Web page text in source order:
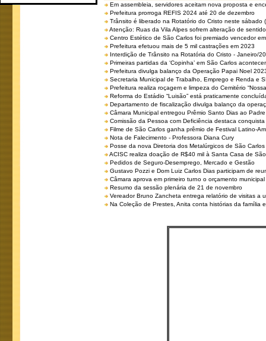
Em assembleia, servidores aceitam nova proposta e
Prefeitura prorroga REFIS 2024 até 20 de dezembro
Trânsito é liberado na Rotatório do Cristo neste sábado
Atenção: Ruas da Vila Alpes sofrem alteração de
Centro Estético de São Carlos foi premiado vencedor
Prefeitura efetuou mais de 5 mil castrações em 2023
Interdição de Trânsito na Rotatória do Cristo - Janeiro/
Primeiras partidas da ‘Copinha’ em São Carlos
Prefeitura divulga balanço da Operação Papai Noel
Secretaria Municipal de Trabalho, Emprego e Renda e
Prefeitura realiza roçagem e limpeza do Cemitério
Reforma do Estádio “Luisão” está praticamente
Departamento de fiscalização divulga balanço da
Câmara Municipal entregou Prêmio Santo Dias ao
Comissão da Pessoa com Deficiência destaca
Filme de São Carlos ganha prêmio de Festival Latino-
Nota de Falecimento - Professora Diana Cury
Posse da nova Diretoria dos Metalúrgicos de São
ACISC realiza doação de R$40 mil à Santa Casa de
Pedidos de Seguro-Desemprego, Mercado e Gestão
Gustavo Pozzi e Dom Luiz Carlos Dias participam de
Câmara aprova em primeiro turno o orçamento
Resumo da sessão plenária de 21 de novembro
Vereador Bruno Zancheta entrega relatório de visitas a
Na Coleção de Prestes, Anita conta histórias da família